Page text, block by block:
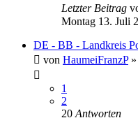
Letzter Beitrag
Montag 13. Juli
DE - BB - Landkreis
von HaumeiFranzP»
1
2
20 Antworten